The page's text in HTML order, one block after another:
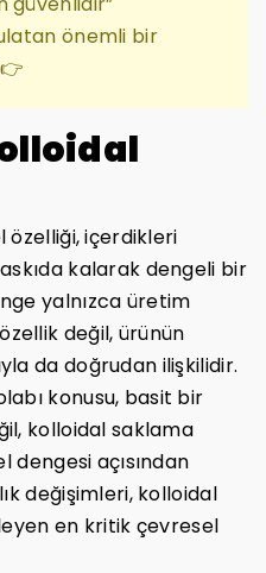
önemli bir
içerdikleri
kalarak dengeli bir
yalnızca üretim
değil, ürünün
da doğrudan ilişkilidir.
konusu, basit bir
kolloidal saklama
dengesi açısından
değişimleri, kolloidal
en kritik çevresel